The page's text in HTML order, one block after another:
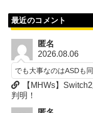
最近のコメント
匿名
2026.08.06
でも大事なのはASDも
【MHWs】
判明！